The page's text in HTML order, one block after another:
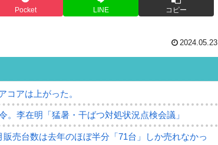
Pocket LINE コピー
2024.05.23
アは上がった。
李在明「猛暑・干ばつ対処状況点検会議」
売台数は去年のほぼ半分「71台」しか売れなかっ